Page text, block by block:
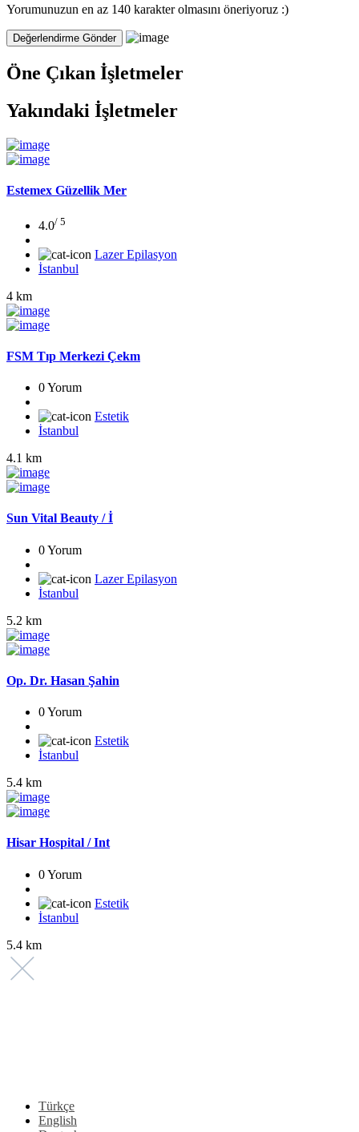
Yorumunuzun en az 140 karakter olmasını öneriyoruz :)
Öne Çıkan İşletmeler
Yakındaki İşletmeler
Estemex Güzellik Mer
4.0/ 5
Lazer Epilasyon
İstanbul
4 km
FSM Tıp Merkezi Çekm
0 Yorum
Estetik
İstanbul
4.1 km
Sun Vital Beauty / İ
0 Yorum
Lazer Epilasyon
İstanbul
5.2 km
Op. Dr. Hasan Şahin
0 Yorum
Estetik
İstanbul
5.4 km
Hisar Hospital / Int
0 Yorum
Estetik
İstanbul
5.4 km
Türkçe
English